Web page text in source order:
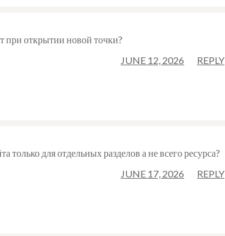
при открытии новой точки?
REPLY
JUNE 12, 2026
только для отдельных разделов а не всего ресурса?
REPLY
JUNE 17, 2026